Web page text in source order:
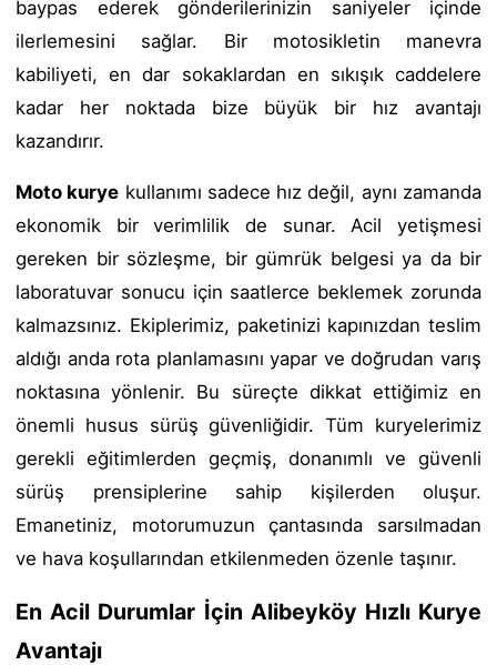
baypas ederek gönderilerinizin saniyeler içinde
ilerlemesini sağlar. Bir motosikletin manevra
kabiliyeti, en dar sokaklardan en sıkışık caddelere
kadar her noktada bize büyük bir hız avantajı
kazandırır.
Moto kurye kullanımı sadece hız değil, aynı zamanda
ekonomik bir verimlilik de sunar. Acil yetişmesi
gereken bir sözleşme, bir gümrük belgesi ya da bir
laboratuvar sonucu için saatlerce beklemek zorunda
kalmazsınız. Ekiplerimiz, paketinizi kapınızdan teslim
aldığı anda rota planlamasını yapar ve doğrudan varış
noktasına yönlenir. Bu süreçte dikkat ettiğimiz en
önemli husus sürüş güvenliğidir. Tüm kuryelerimiz
gerekli eğitimlerden geçmiş, donanımlı ve güvenli
sürüş prensiplerine sahip kişilerden oluşur.
Emanetiniz, motorumuzun çantasında sarsılmadan
ve hava koşullarından etkilenmeden özenle taşınır.
En Acil Durumlar İçin Alibeyköy Hızlı Kurye
Avantajı